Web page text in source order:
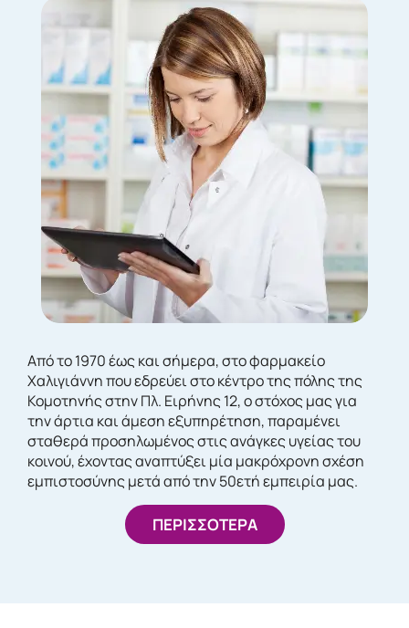
Από το 1970 έως και σήμερα, στο φαρμακείο
Χαλιγιάννη που εδρεύει στο κέντρο της πόλης της
Κομοτηνής στην Πλ. Ειρήνης 12, ο στόχος μας για
την άρτια και άμεση εξυπηρέτηση, παραμένει
σταθερά προσηλωμένος στις ανάγκες υγείας του
κοινού, έχοντας αναπτύξει μία μακρόχρονη σχέση
εμπιστοσύνης μετά από την 50ετή εμπειρία μας.
ΠΕΡΙΣΣΟΤΕΡΑ